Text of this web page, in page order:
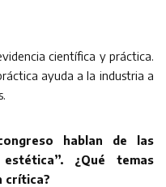
científica y práctica.
ayuda a la industria a
hablan de las
¿Qué temas
crítica?